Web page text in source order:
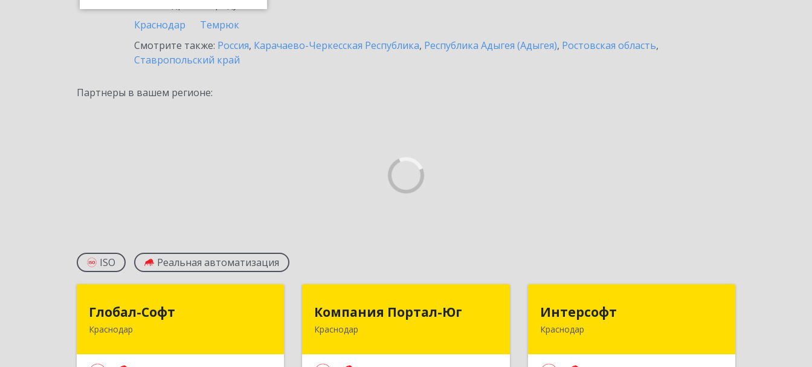
Краснодар
Темрюк
Смотрите также: Россия, Карачаево-Черкесская Республика, Республика Адыгея (Адыгея), Ростовская область,
Ставропольский край
Партнеры в вашем регионе:
ISO Реальная автоматизация
Глобал-Софт
Краснодар
Компания Портал-Юг
Краснодар
Интерсофт
Краснодар